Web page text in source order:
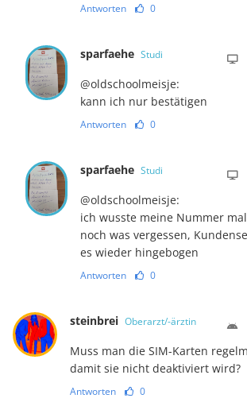
Antworten 0
sparfaehe Studi
@oldschoolmeisje:
kann ich nur bestätigen
Antworten 0
sparfaehe Studi
@oldschoolmeisje:
ich wusste meine Nummer
noch was vergessen,
es wieder hingebogen
Antworten 0
steinbrei Oberarzt/-ärztin
Muss man die SIM-Karten
damit sie nicht deaktiviert wird?
Antworten 0